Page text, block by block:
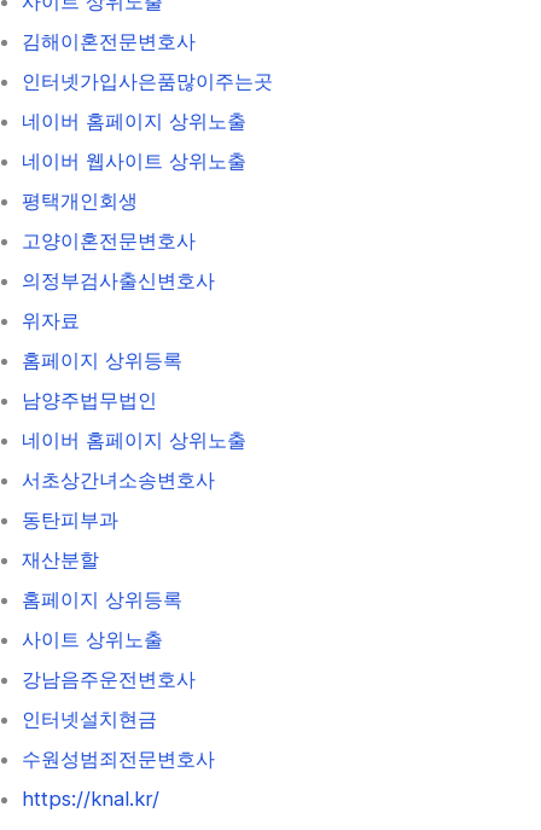
김해이혼전문변호사
인터넷가입사은품많이주는곳
네이버 홈페이지 상위노출
네이버 웹사이트 상위노출
평택개인회생
고양이혼전문변호사
의정부검사출신변호사
위자료
홈페이지 상위등록
남양주법무법인
네이버 홈페이지 상위노출
서초상간녀소송변호사
동탄피부과
재산분할
홈페이지 상위등록
사이트 상위노출
강남음주운전변호사
인터넷설치현금
수원성범죄전문변호사
https://knal.kr/